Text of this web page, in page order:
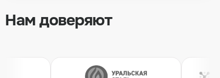
Нам доверяют